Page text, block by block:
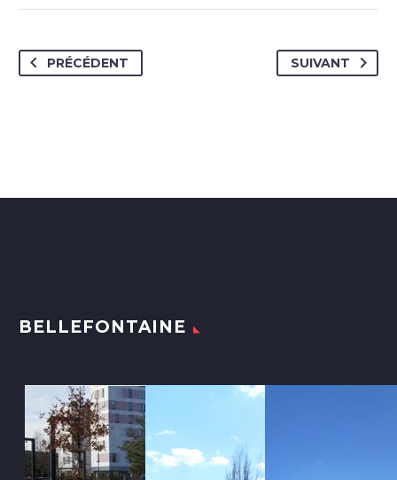
PRÉCÉDENT SUIVANT
BELLEFONTAINE